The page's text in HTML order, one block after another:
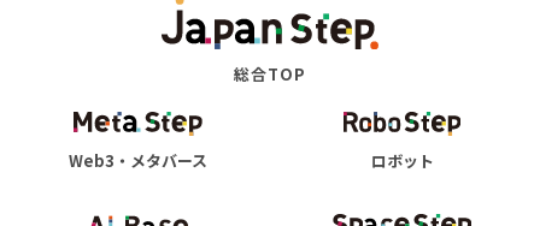
総合TOP
Web3・メタバース ロボット